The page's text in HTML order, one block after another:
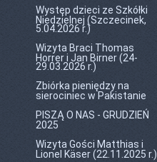
Występ dzieci ze Szkółki
Niedzielnej (Szczecinek,
5.04.2026 r.)
Wizyta Braci Thomas
Horrer i Jan Birner (24-
29.03.2026 r.)
Zbiórka pieniędzy na
sierociniec w Pakistanie
PISZĄ O NAS - GRUDZIEŃ
2025
Wizyta Gości Matthias i
Lionel Käser (22.11.2025 r.)